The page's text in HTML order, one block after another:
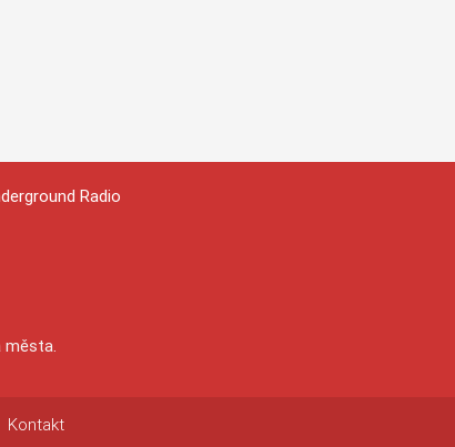
Radio
Kontakt